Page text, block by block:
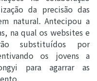
da precisão das
natural. Antecipou a
na qual os websites e
substituídos por
os jovens a
para agarrar as